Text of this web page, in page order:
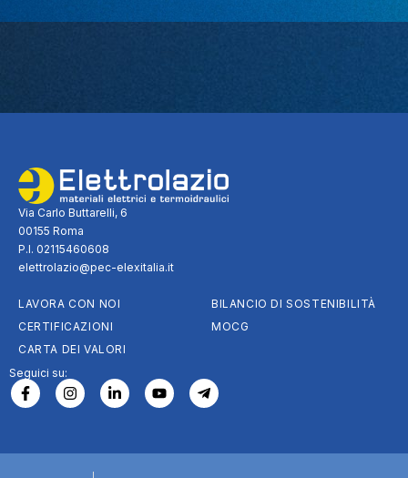
Via Carlo Buttarelli, 6
00155 Roma
P.I. 02115460608
elettrolazio@pec-elexitalia.it
LAVORA CON NOI
CERTIFICAZIONI
CARTA DEI VALORI
BILANCIO DI SOSTENIBILITÀ
MOCG
Seguici su: